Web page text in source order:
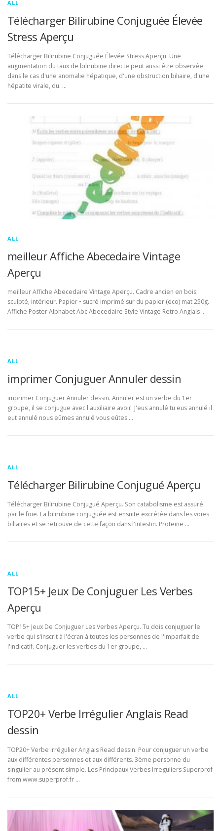
ALL
Télécharger Bilirubine Conjuguée Élevée
Stress Aperçu
Télécharger Bilirubine Conjuguée Élevée Stress Aperçu. Une
augmentation du taux de bilirubine directe peut aussi être observée
dans le cas d'une anomalie hépatique, d'une obstruction biliaire, d'une
hépatite virale, du. …
ALL
meilleur Affiche Abecedaire Vintage
Aperçu
meilleur Affiche Abecedaire Vintage Aperçu. Cadre ancien en bois
sculpté, intérieur. Papier • sucré imprimé sur du papier (eco) mat 250g.
Affiche Poster Alphabet Abc Abecedaire Style Vintage Retro Anglais …
ALL
imprimer Conjuguer Annuler dessin
imprimer Conjuguer Annuler dessin. Annuler est un verbe du 1er
groupe, il se conjugue avec l'auxiliaire avoir. J'eus annulé tu eus annulé il
eut annulé nous eûmes annulé vous eûtes …
ALL
Télécharger Bilirubine Conjugué Aperçu
Télécharger Bilirubine Conjugué Aperçu. Son catabolisme est assuré
par le foie. La bilirubine conjuguée est ensuite excrétée dans les voies
biliaires et se retrouve de cette façon dans l'intestin. Proteine …
ALL
TOP15+ Jeux De Conjuguer Les Verbes
Aperçu
TOP15+ Jeux De Conjuguer Les Verbes Aperçu. Tu dois conjuguer le
verbe qui s'inscrit à l'écran à toutes les personnes de l'imparfait de
l'indicatif. Conjuguer les verbes du 1er groupe, …
ALL
TOP20+ Verbe Irrégulier Anglais Read
dessin
TOP20+ Verbe Irrégulier Anglais Read dessin. Pour conjuguer un verbe
aux différentes personnes et aux différents. 3ème personne du
singulier au présent simple. Les Principaux Verbes Irreguliers Superprof
from www.superprof.fr …